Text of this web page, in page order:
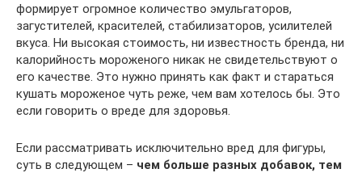
формирует огромное количество эмульгаторов,
загустителей, красителей, стабилизаторов, усилителей
вкуса. Ни высокая стоимость, ни известность бренда, ни
калорийность мороженого никак не свидетельствуют о
его качестве. Это нужно принять как факт и стараться
кушать мороженое чуть реже, чем вам хотелось бы. Это
если говорить о вреде для здоровья.
Если рассматривать исключительно вред для фигуры,
суть в следующем – чем больше разных добавок, тем